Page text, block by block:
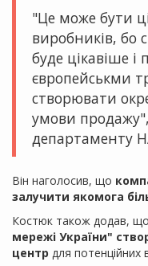
"Це може бути
виробників, бо
буде цікавіше і
європейськми
створювати
умови
департаменту
Він наголосив, що
залучити якомога
Костюк також додав, що
мережі України"
центр для потенційних